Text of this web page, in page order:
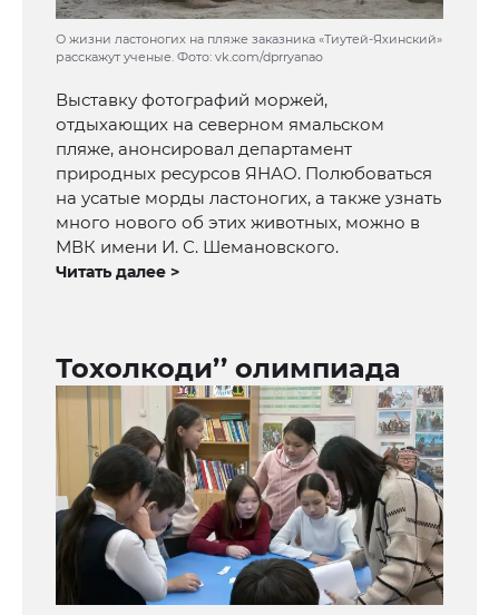
О жизни ластоногих на пляже заказника «Тиутей-Яхинский»
расскажут ученые. Фото: vk.com/dprryanao
Выставку фотографий моржей,
отдыхающих на северном ямальском
пляже, анонсировал департамент
природных ресурсов ЯНАО. Полюбоваться
на усатые морды ластоногих, а также узнать
много нового об этих животных, можно в
МВК имени И. С. Шемановского.
Читать далее >
Тохолкоди’’ олимпиада